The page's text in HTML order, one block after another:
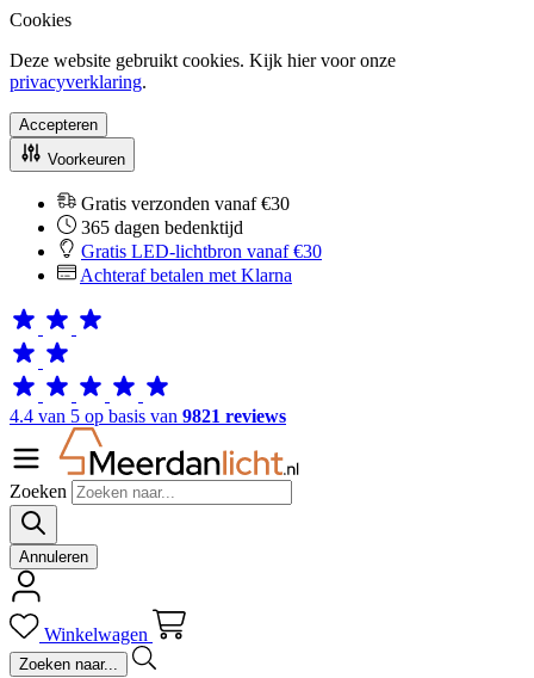
Cookies
Deze website gebruikt cookies. Kijk hier voor onze
privacyverklaring.
Accepteren
Voorkeuren
Gratis verzonden vanaf €30
365 dagen bedenktijd
Gratis LED-lichtbron vanaf €30
Achteraf betalen met Klarna
4.4 van 5 op basis van 9821 reviews
Zoeken
Annuleren
Winkelwagen